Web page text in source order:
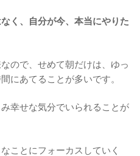
く、自分が今、本当にやりた
ので、せめて朝だけは、ゆっ
にあてることが多いです。
幸せな気分でいられることが
ことにフォーカスしていく